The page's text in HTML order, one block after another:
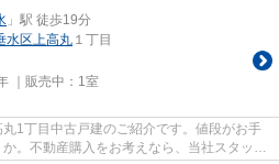
」駅 徒歩19分
水区上高丸 １丁目
｜販売中： 1室
1丁目中古戸建のご紹介です。値段がお手
。不動産購入をお考えなら、当社スタッフ